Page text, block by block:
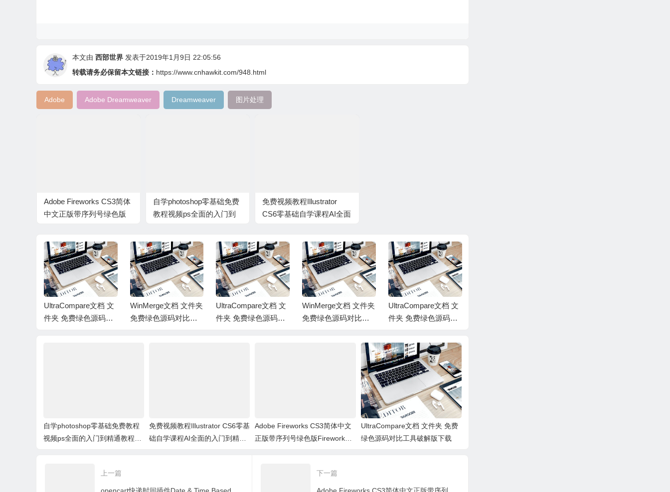
本文由 西部世界 发表于2019年1月9日 22:05:56
转载请务必保留本文链接： https://www.cnhawkit.com/948.html
Adobe Adobe Dreamweaver Dreamweaver 图片处理
Adobe Fireworks CS3简体
中文正版带序列号绿色版
自学photoshop零基础免费
教程视频ps全面的入门到
免费视频教程Illustrator
CS6零基础自学课程AI全面
文档 文
免费绿色源码对
WinMerge文档 文件夹
免费绿色源码对比工
UltraCompare文档 文
件夹 免费绿色源码对
WinMerge文档 文件夹
免费绿色源码对比工
UltraCompare文档 文
件夹 免费绿色源码对
WinMerge文档 文件夹
免费绿色源码对比工
自学photoshop零基础免费教程
视频ps全面的入门到精通教程免
免费视频教程Illustrator CS6零基
础自学课程AI全面的入门到精通
Adobe Fireworks CS3简体中文
正版带序列号绿色版Firework图
UltraCompare文档 文件夹 免费
绿色源码对比工具破解版下载
上一篇 下一篇